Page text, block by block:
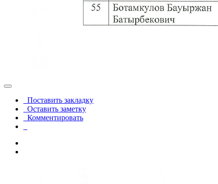
Поставить закладку
Оставить заметку
Комментировать